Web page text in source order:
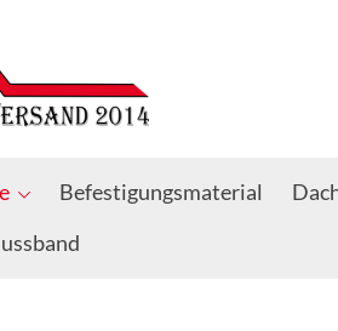
Befestigungsmaterial